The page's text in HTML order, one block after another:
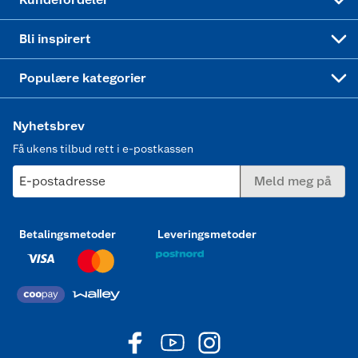
Bli inspirert
Populære kategorier
Nyhetsbrev
Få ukens tilbud rett i e-postkassen
E-postadresse Meld meg på
Betalingsmetoder Leveringsmetoder